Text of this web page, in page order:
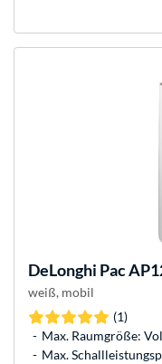
DeLonghi Pac
weiß, mobil
(1)
Max. Raumgröße:
Max.